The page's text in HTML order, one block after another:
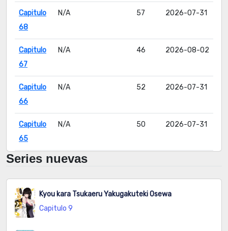
Capitulo
68
N/A 57 2026-07-31
Capitulo
67
N/A 46 2026-08-02
Capitulo
66
N/A 52 2026-07-31
Capitulo
65
N/A 50 2026-07-31
Capitulo
N/A
Capitulo
63
N/A 45 2026-07-31
Series nuevas
Kyou kara Tsukaeru Yakugakuteki Osewa
Capitulo 9